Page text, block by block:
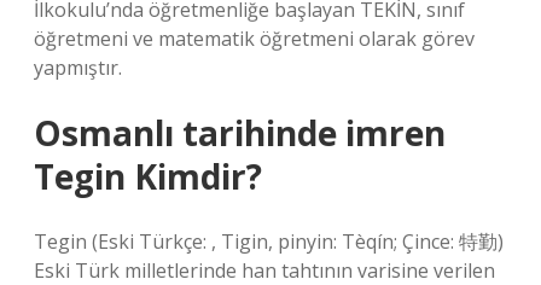
İlkokulu’nda öğretmenliğe başlayan TEKİN, sınıf
öğretmeni ve matematik öğretmeni olarak görev
yapmıştır.
Osmanlı tarihinde imren
Tegin Kimdir?
Tegin (Eski Türkçe: , Tigin, pinyin: Tèqín; Çince: 特勤)
Eski Türk milletlerinde han tahtının varisine verilen